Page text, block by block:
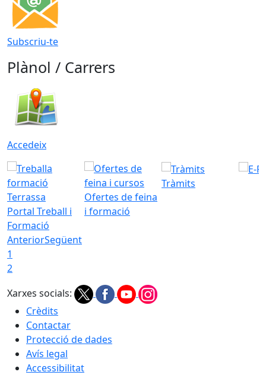
Subscriu-te
Plànol / Carrers
Accedeix
Portal Treball i
Formació
Ofertes de feina
i formació
Tràmits
AnteriorSegüent
1
2
Xarxes socials:
Crèdits
Contactar
Protecció de dades
Avís legal
Accessibilitat